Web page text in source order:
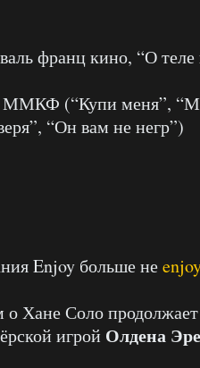
франц кино, “О
ММКФ (“Купи меня”,
“Он вам не негр”)
Enjoy больше не
Хане Соло продолжает
игрой Олдена